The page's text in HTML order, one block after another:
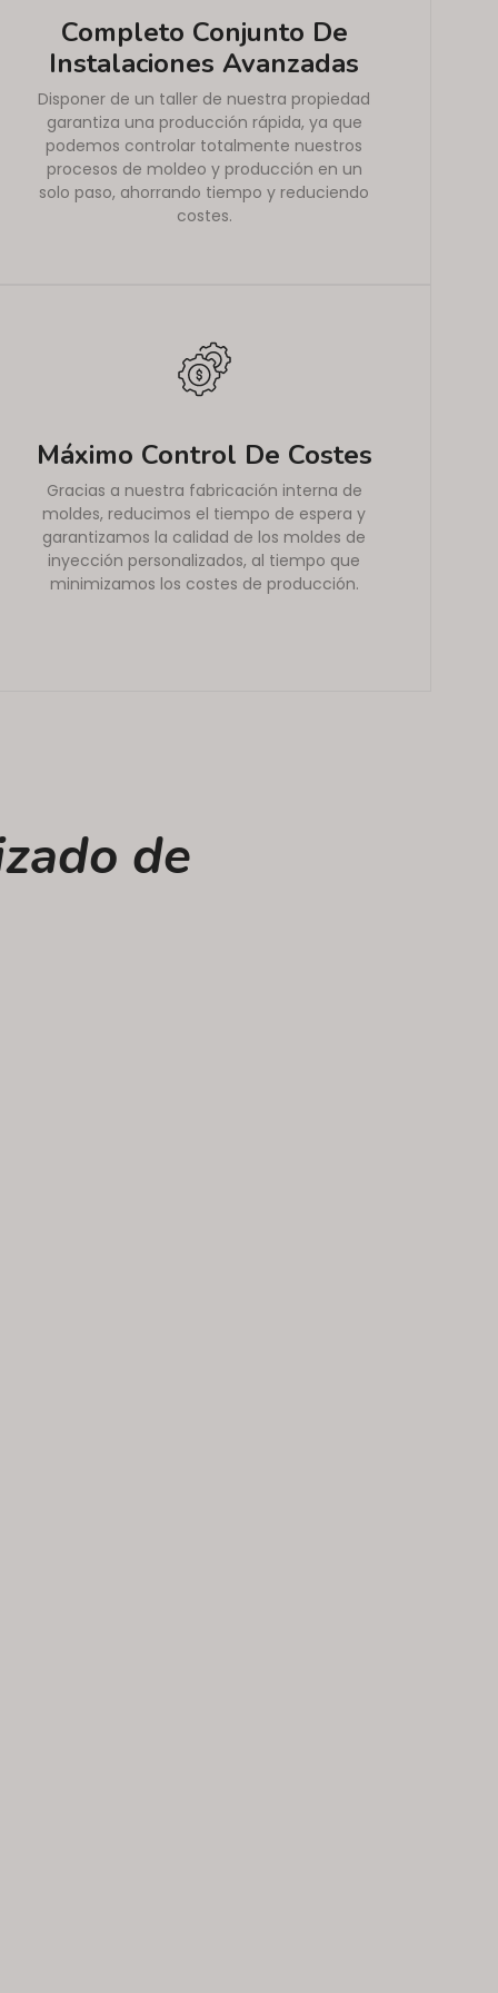
Completo Conjunto De
Instalaciones Avanzadas
Disponer de un taller de nuestra propiedad
garantiza una producción rápida, ya que
podemos controlar totalmente nuestros
procesos de moldeo y producción en un
solo paso, ahorrando tiempo y reduciendo
costes.
Máximo Control De Costes
Gracias a nuestra fabricación interna de
moldes, reducimos el tiempo de espera y
garantizamos la calidad de los moldes de
inyección personalizados, al tiempo que
minimizamos los costes de producción.
de